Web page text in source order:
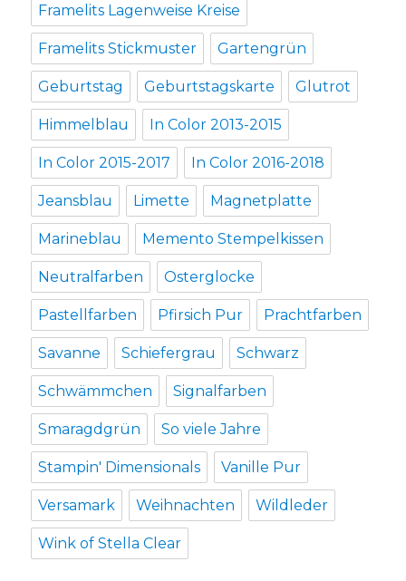
Framelits Lagenweise Kreise
Framelits Stickmuster Gartengrün
Geburtstag Geburtstagskarte Glutrot
Himmelblau In Color 2013-2015
In Color 2015-2017 In Color 2016-2018
Jeansblau Limette Magnetplatte
Marineblau Memento Stempelkissen
Neutralfarben Osterglocke
Pastellfarben Pfirsich Pur Prachtfarben
Savanne Schiefergrau Schwarz
Schwämmchen Signalfarben
Smaragdgrün So viele Jahre
Stampin' Dimensionals Vanille Pur
Versamark Weihnachten Wildleder
Wink of Stella Clear